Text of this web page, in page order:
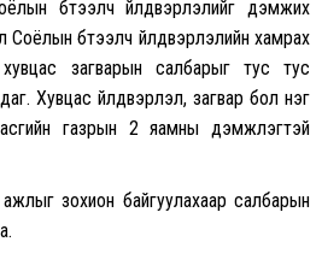
бүтээлч үйлдвэрлэлийг дэмжих
Соёлын бүтээлч үйлдвэрлэлийн хамрах
хувцас загварын салбарыг тус тус
Хувцас үйлдвэрлэл, загвар бол нэг
газрын 2 яамны дэмжлэгтэй
ажлыг зохион байгуулахаар салбарын